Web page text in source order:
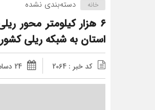
خانه دسته‌بندی نشده
استان به شبکه ریلی کشور
کد خبر : 2064 24 دسامبر 2017 - 8:16